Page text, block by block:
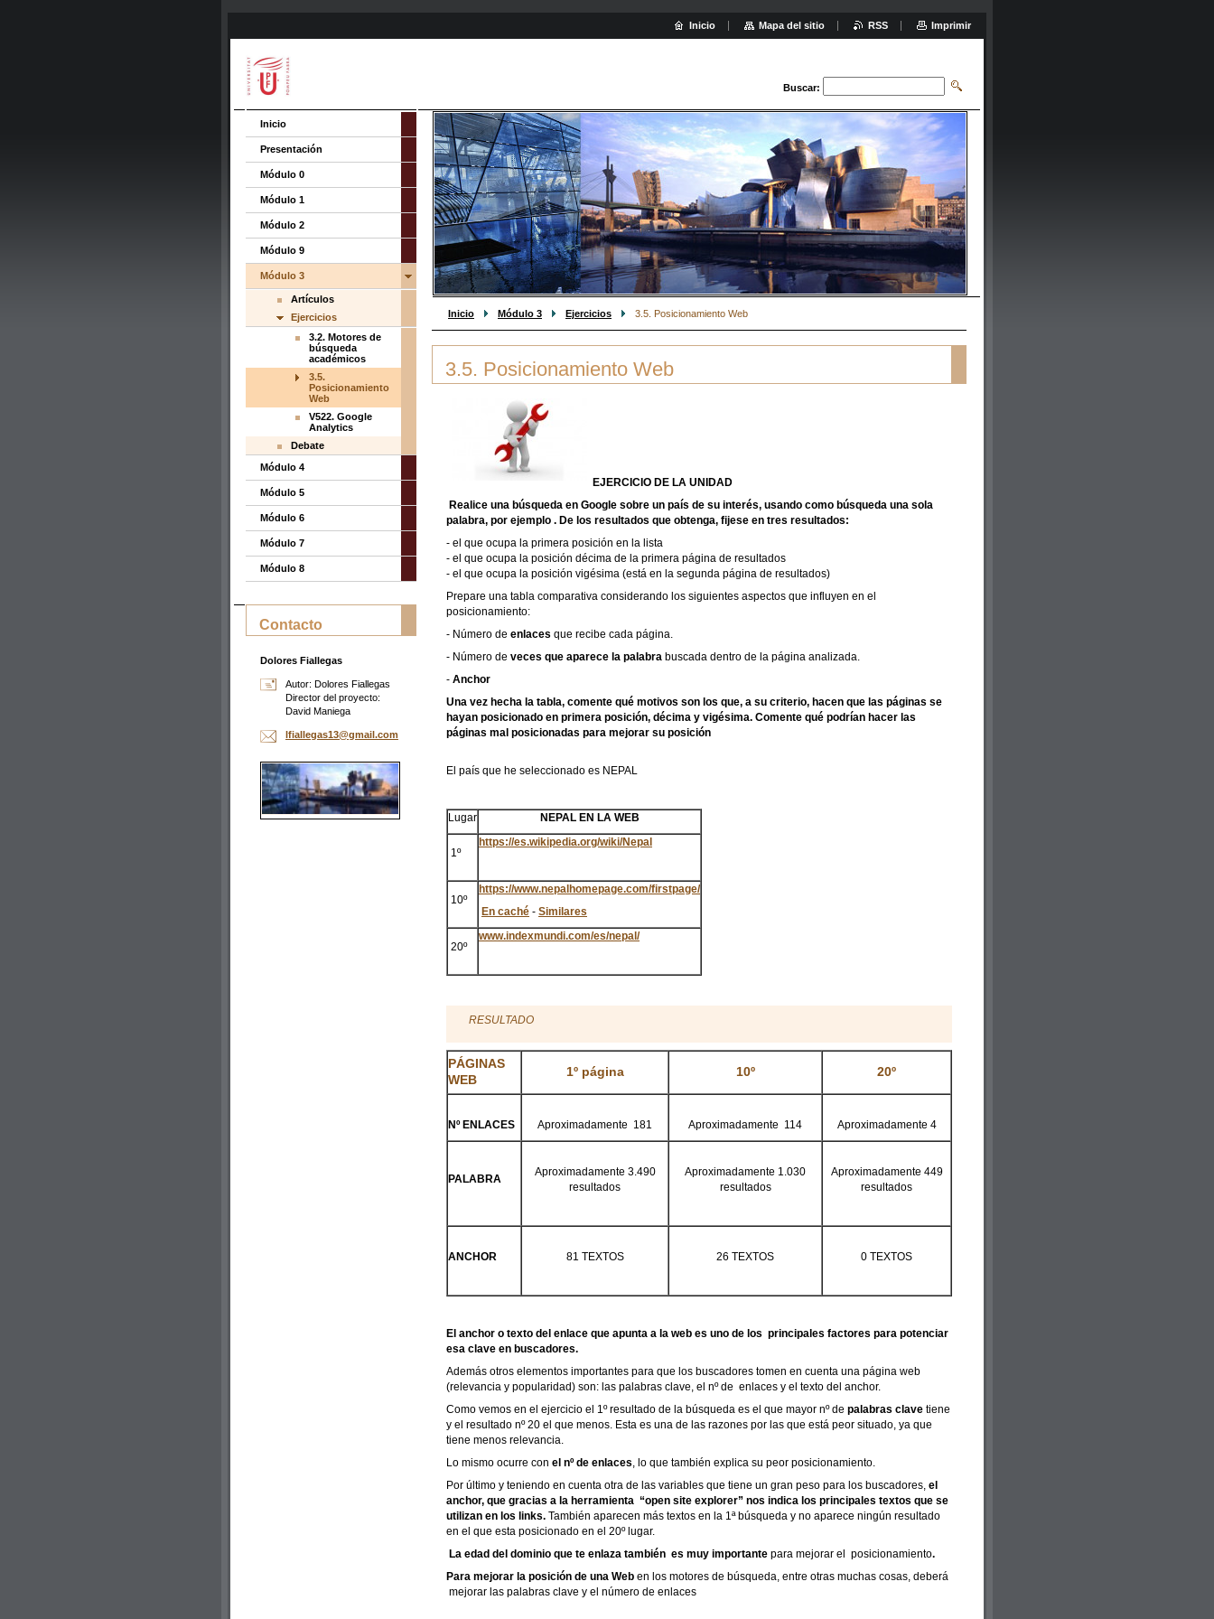
Buscar:
Inicio Módulo 3 Ejercicios 3.5. Posicionamiento Web
3.5. Posicionamiento Web
EJERCICIO DE LA UNIDAD
Realice una búsqueda en Google sobre un país de su interés, usando como búsqueda una sola
palabra, por ejemplo . De los resultados que obtenga, fijese en tres resultados:
- el que ocupa la primera posición en la lista
- el que ocupa la posición décima de la primera página de resultados
- el que ocupa la posición vigésima (está en la segunda página de resultados)
Prepare una tabla comparativa considerando los siguientes aspectos que influyen en el
posicionamiento:
- Número de enlaces que recibe cada página.
- Número de veces que aparece la palabra buscada dentro de la página analizada.
- Anchor
Una vez hecha la tabla, comente qué motivos son los que, a su criterio, hacen que las páginas se
hayan posicionado en primera posición, décima y vigésima. Comente qué podrían hacer las
páginas mal posicionadas para mejorar su posición
El país que he seleccionado es NEPAL
Lugar NEPAL EN LA WEB
1º
https://es.wikipedia.org/wiki/Nepal
10º
https://www.nepalhomepage.com/firstpage/
En caché - Similares
20º
www.indexmundi.com/es/nepal/
RESULTADO
PÁGINAS
WEB
1º página 10º 20º
Nº ENLACES Aproximadamente 181 Aproximadamente 114 Aproximadamente 4
PALABRA
Aproximadamente 3.490
resultados
Aproximadamente 1.030
resultados
Aproximadamente 449
resultados
ANCHOR 81 TEXTOS 26 TEXTOS 0 TEXTOS
El anchor o texto del enlace que apunta a la web es uno de los principales factores para potenciar
esa clave en buscadores.
Además otros elementos importantes para que los buscadores tomen en cuenta una página web
(relevancia y popularidad) son: las palabras clave, el nº de enlaces y el texto del anchor.
Como vemos en el ejercicio el 1º resultado de la búsqueda es el que mayor nº de palabras clave tiene
y el resultado nº 20 el que menos. Esta es una de las razones por las que está peor situado, ya que
tiene menos relevancia.
Lo mismo ocurre con el nº de enlaces, lo que también explica su peor posicionamiento.
Por último y teniendo en cuenta otra de las variables que tiene un gran peso para los buscadores, el
anchor, que gracias a la herramienta “open site explorer” nos indica los principales textos que se
utilizan en los links. También aparecen más textos en la 1ª búsqueda y no aparece ningún resultado
en el que esta posicionado en el 20º lugar.
La edad del dominio que te enlaza también es muy importante para mejorar el posicionamiento.
Para mejorar la posición de una Web en los motores de búsqueda, entre otras muchas cosas, deberá
mejorar las palabras clave y el número de enlaces
Inicio
Presentación
Módulo 0
Módulo 1
Módulo 2
Módulo 9
Módulo 3
Artículos
Ejercicios
3.2. Motores de
búsqueda
académicos
3.5.
Posicionamiento
Web
V522. Google
Analytics
Debate
Módulo 4
Módulo 5
Módulo 6
Módulo 7
Módulo 8
Contacto
Dolores Fiallegas
Autor: Dolores Fiallegas
Director del proyecto:
David Maniega
lfiallegas13@gmail.com
Inicio Mapa del sitio RSS Imprimir